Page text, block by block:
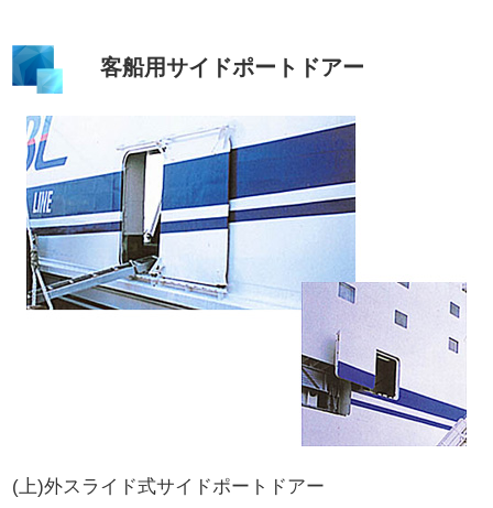
客船用サイドポートドアー
(上)外スライド式サイドポートドアー